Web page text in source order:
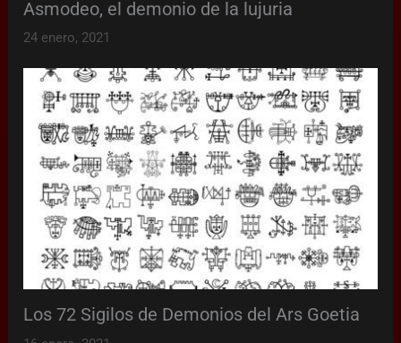
Asmodeo, el demonio de la lujuria
24 enero, 2021
Los 72 Sigilos de Demonios del Ars Goetia